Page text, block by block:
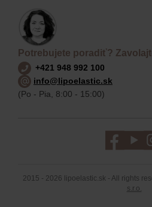
Potrebujete poradiť?
+421 948 992 100
info@lipoelastic.sk
(Po - Pia, 8:00 - 15:00)
2015 - 2026 lipoelastic.sk - All rights
s.r.o.